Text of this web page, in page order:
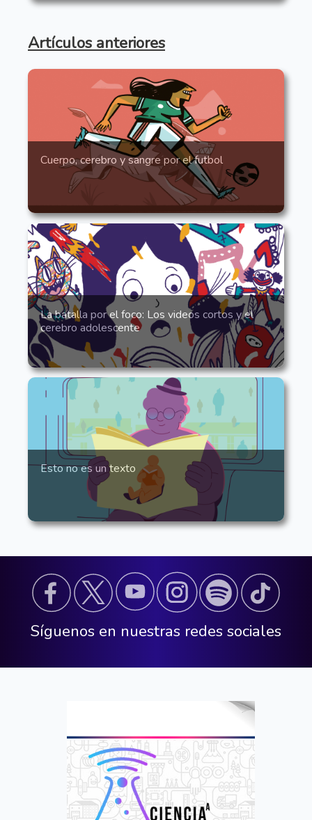
Artículos anteriores
Cuerpo, cerebro y sangre por el futbol
La batalla por el foco: Los videos cortos y el
cerebro adolescente
Esto no es un texto
Síguenos en nuestras redes sociales